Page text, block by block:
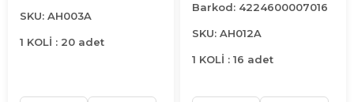
SKU: AH003A
1 KOLİ : 20 adet
Barkod: 4224600007016
SKU: AH012A
1 KOLİ : 16 adet